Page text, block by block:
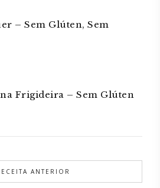
– Sem Glúten, Sem
Frigideira – Sem Glúten
ANTERIOR